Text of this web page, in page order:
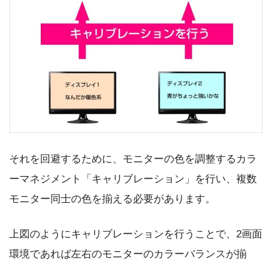
それを回避するために、モニターの色を調整するカラ
ーマネジメント「キャリブレーション」を行い、複数
モニター同士の色を揃える必要があります。
上図のようにキャリブレーションを行うことで、2画面
環境であれば左右のモニターのカラーバランスが揃